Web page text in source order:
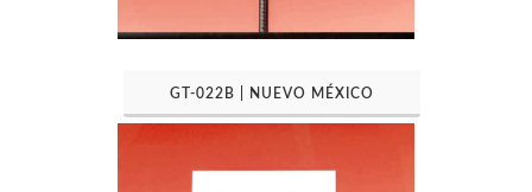
GT-022B | NUEVO MÉXICO